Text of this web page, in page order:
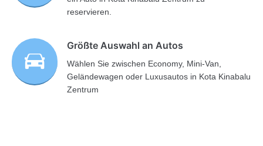
reservieren.
Größte Auswahl an Autos
Wählen Sie zwischen Economy, Mini-Van,
Geländewagen oder Luxusautos in Kota Kinabalu
Zentrum